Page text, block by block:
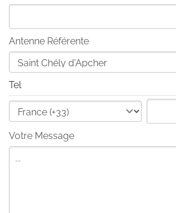
Antenne Référente
Tel
Votre Message